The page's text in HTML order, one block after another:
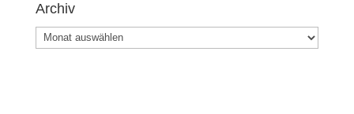
Archiv
Archiv